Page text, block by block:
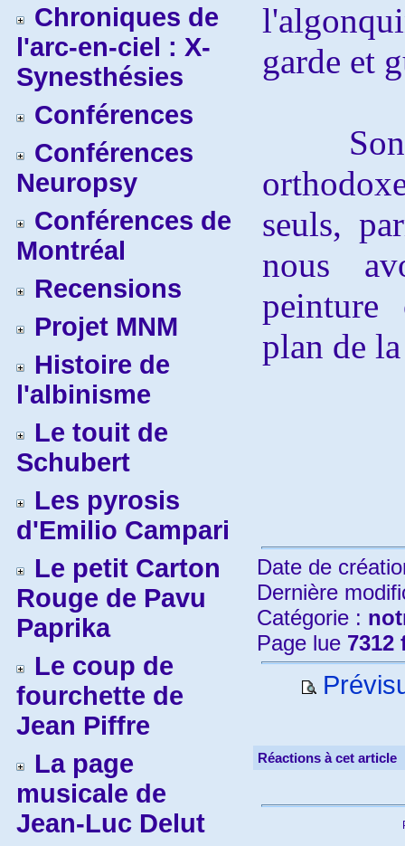
Chroniques de
l'arc-en-ciel : X-
Synesthésies
Conférences
Conférences
Neuropsy
Conférences de
Montréal
Recensions
Projet MNM
Histoire de
l'albinisme
Le touit de
Schubert
Les pyrosis
d'Emilio Campari
Le petit Carton
Rouge de Pavu
Paprika
Le coup de
fourchette de
Jean Piffre
La page
musicale de
Jean-Luc Delut
garde et
Son
seuls,
nous
plan de
Date de
Dernière
Catégorie :
Page lue 7312
Réactions à cet article